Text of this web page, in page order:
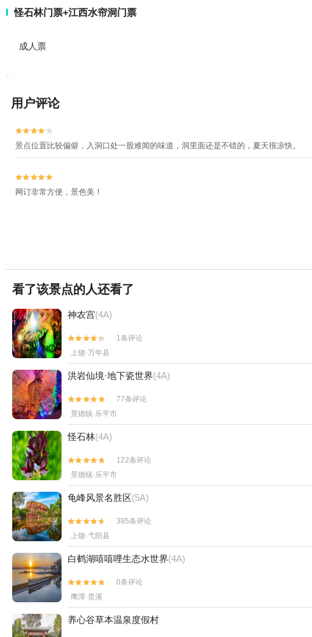
怪石林门票+江西水帘洞门票
成人票
用户评论


景点位置比较偏僻，入洞口处一股难闻的味道，洞里面还是不错的，夏天很凉快。


网订非常方便，景色美！
看了该景点的人还看了
神农宫(4A)


1条评论
上饶·万年县
洪岩仙境·地下瓷世界(4A)


77条评论
景德镇·乐平市
怪石林(4A)


122条评论
景德镇·乐平市
龟峰风景名胜区(5A)


385条评论
上饶·弋阳县
白鹤湖嘻嘻哩生态水世界(4A)


0条评论
鹰潭·贵溪
养心谷草本温泉度假村